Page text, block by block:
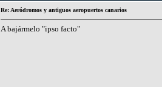
Re: Aeródromos y antiguos aeropuertos canarios
A bajármelo "ipso facto"